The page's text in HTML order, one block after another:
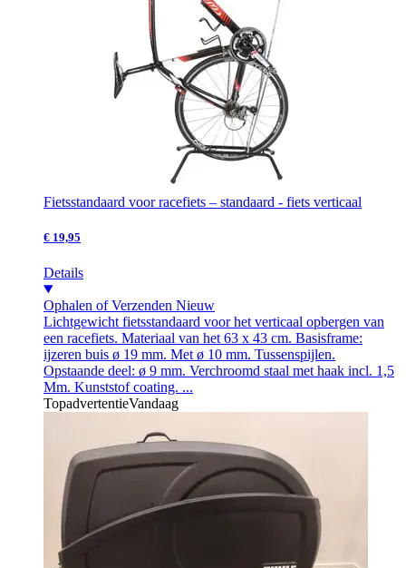
Fietsstandaard voor racefiets – standaard - fiets verticaal
€ 19,95
Details
Ophalen of Verzenden Nieuw
Lichtgewicht fietsstandaard voor het verticaal opbergen van
een racefiets. Materiaal van het 63 x 43 cm. Basisframe:
ijzeren buis ø 19 mm. Met ø 10 mm. Tussenspijlen.
Opstaande deel: ø 9 mm. Verchroomd staal met haak incl. 1,5
Mm. Kunststof coating. ...
TopadvertentieVandaag